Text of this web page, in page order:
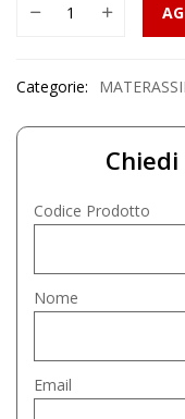
Categorie:
Codice Prodotto
Nome
Email